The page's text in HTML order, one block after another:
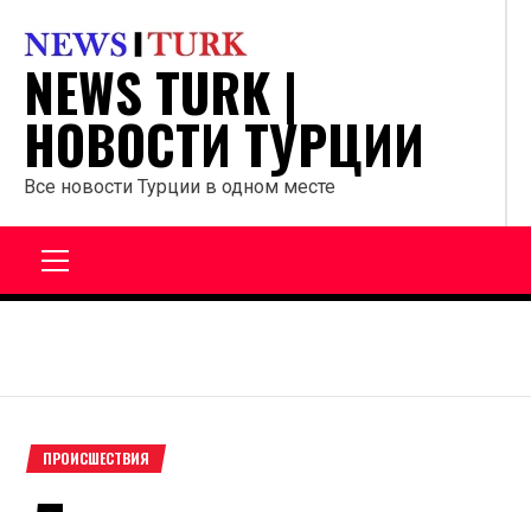
содержанию
NEWS TURK |
НОВОСТИ ТУРЦИИ
Все новости Турции в одном месте
ПРОИСШЕСТВИЯ